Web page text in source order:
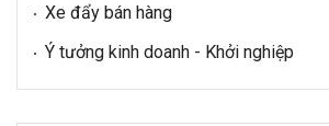
Xe đẩy bán hàng
Ý tưởng kinh doanh - Khởi nghiệp